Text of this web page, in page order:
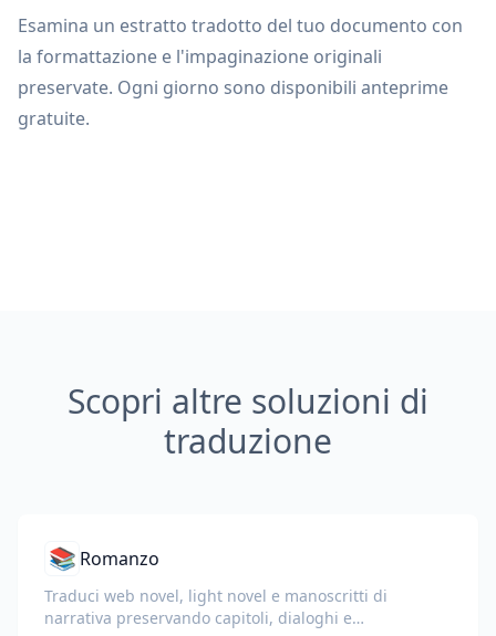
Esamina un estratto tradotto del tuo documento con
la formattazione e l'impaginazione originali
preservate. Ogni giorno sono disponibili anteprime
gratuite.
Scopri altre soluzioni di
traduzione
📚 Romanzo
Traduci web novel, light novel e manoscritti di
narrativa preservando capitoli, dialoghi e